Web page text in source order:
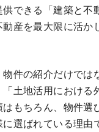
できる「建築と不
産を最大限に活
件の紹介だけで
土地活用におけ
もちろん、物件
選ばれている理由